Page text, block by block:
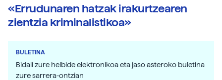
«Errudunaren hatzak irakurtzearen
zientzia kriminalistikoa»
BULETINA
Bidali zure helbide elektronikoa eta jaso asteroko buletina
zure sarrera-ontzian